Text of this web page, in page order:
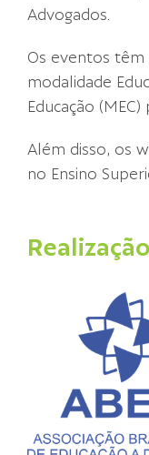
Advogados.
Os eventos
modalidade
Educação
Além disso, os
no Ensino
Realização